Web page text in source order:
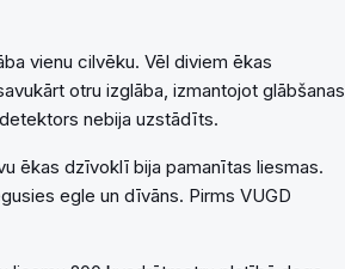
vienu cilvēku. Vēl diviem ēkas
otru izglāba, izmantojot glābšanas
nebija uzstādīts.
ēkas dzīvoklī bija pamanītas liesmas.
egle un dīvāns. Pirms VUGD